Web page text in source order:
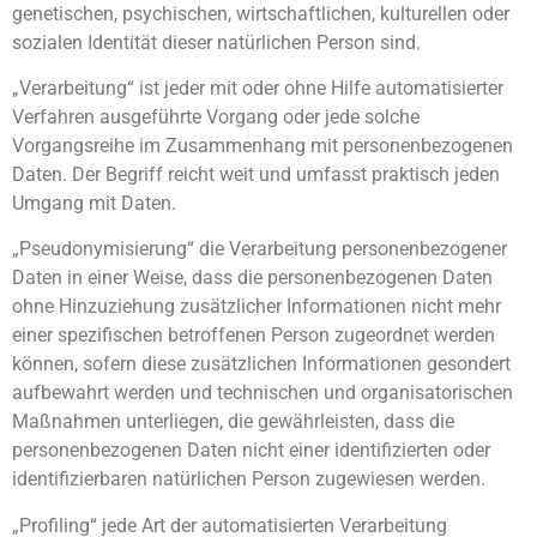
genetischen, psychischen, wirtschaftlichen, kulturellen oder
sozialen Identität dieser natürlichen Person sind.
„Verarbeitung“ ist jeder mit oder ohne Hilfe automatisierter
Verfahren ausgeführte Vorgang oder jede solche
Vorgangsreihe im Zusammenhang mit personenbezogenen
Daten. Der Begriff reicht weit und umfasst praktisch jeden
Umgang mit Daten.
„Pseudonymisierung“ die Verarbeitung personenbezogener
Daten in einer Weise, dass die personenbezogenen Daten
ohne Hinzuziehung zusätzlicher Informationen nicht mehr
einer spezifischen betroffenen Person zugeordnet werden
können, sofern diese zusätzlichen Informationen gesondert
aufbewahrt werden und technischen und organisatorischen
Maßnahmen unterliegen, die gewährleisten, dass die
personenbezogenen Daten nicht einer identifizierten oder
identifizierbaren natürlichen Person zugewiesen werden.
„Profiling“ jede Art der automatisierten Verarbeitung